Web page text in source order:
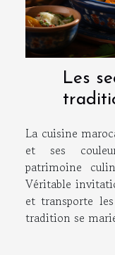
Les
La cuisine
et ses
patrimoine
Véritable
et transporte
tradition se